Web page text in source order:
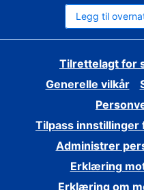
Legg til
Tilrettelagt for
Generelle vilkår
Tilpass
Administrer
Erklæring
Erklæring om